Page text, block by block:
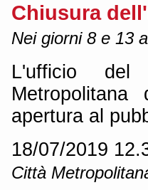
Chiusura
Nei giorni 8 e 13
L'ufficio del
apertura al
18/07/2019
Città